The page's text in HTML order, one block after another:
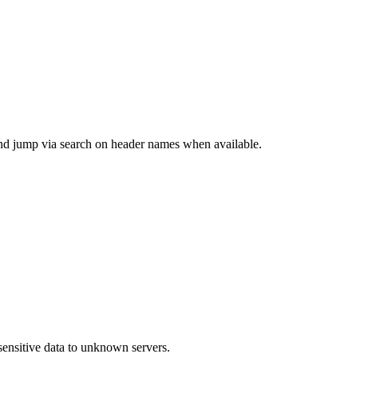
jump via search on header names when available.
data to unknown servers.